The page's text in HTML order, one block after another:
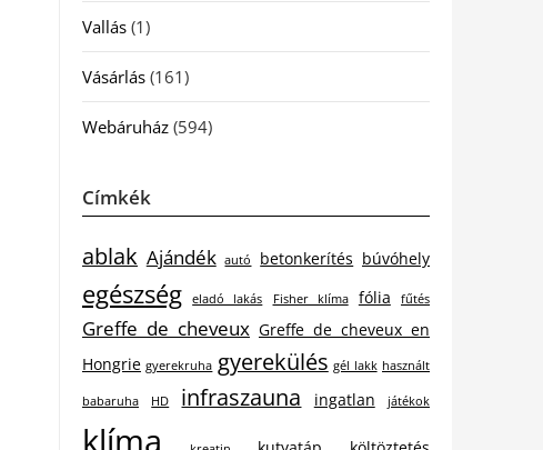
Vallás(1)
Vásárlás(161)
Webáruház(594)
Címkék
ablak Ajándék autó betonkerítés búvóhely
egészség eladó lakás Fisher klíma fólia fűtés
Greffe de cheveux Greffe de cheveux en
Hongrie gyerekruha gyerekülés gél lakk használt
babaruha HD infraszauna ingatlan játékok
klíma